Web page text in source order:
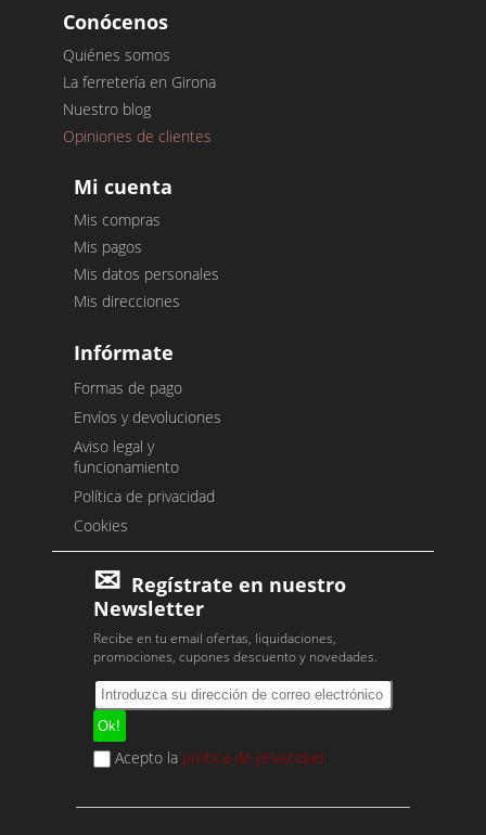
Conócenos
Quiénes somos
La ferretería en Girona
Nuestro blog
Opiniones de clientes
Mi cuenta
Mis compras
Mis pagos
Mis datos personales
Mis direcciones
Infórmate
Formas de pago
Envíos y devoluciones
Aviso legal y
funcionamiento
Política de privacidad
Cookies
Regístrate en nuestro
Newsletter
Recibe en tu email ofertas, liquidaciones,
promociones, cupones descuento y novedades.
Acepto la política de privacidad